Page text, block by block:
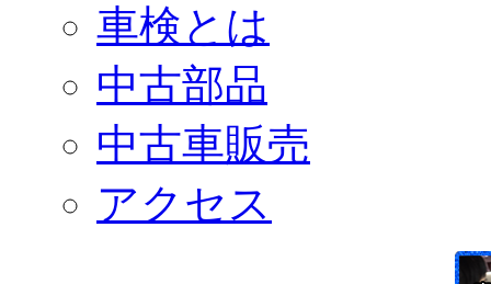
車検とは
中古部品
中古車販売
アクセス